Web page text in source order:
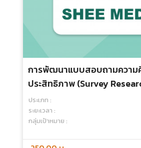
500.00 บ.